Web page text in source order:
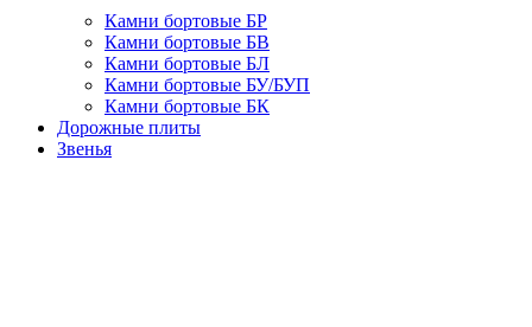
Камни бортовые БР
Камни бортовые БВ
Камни бортовые БЛ
Камни бортовые БУ/БУП
Камни бортовые БК
Дорожные плиты
Звенья